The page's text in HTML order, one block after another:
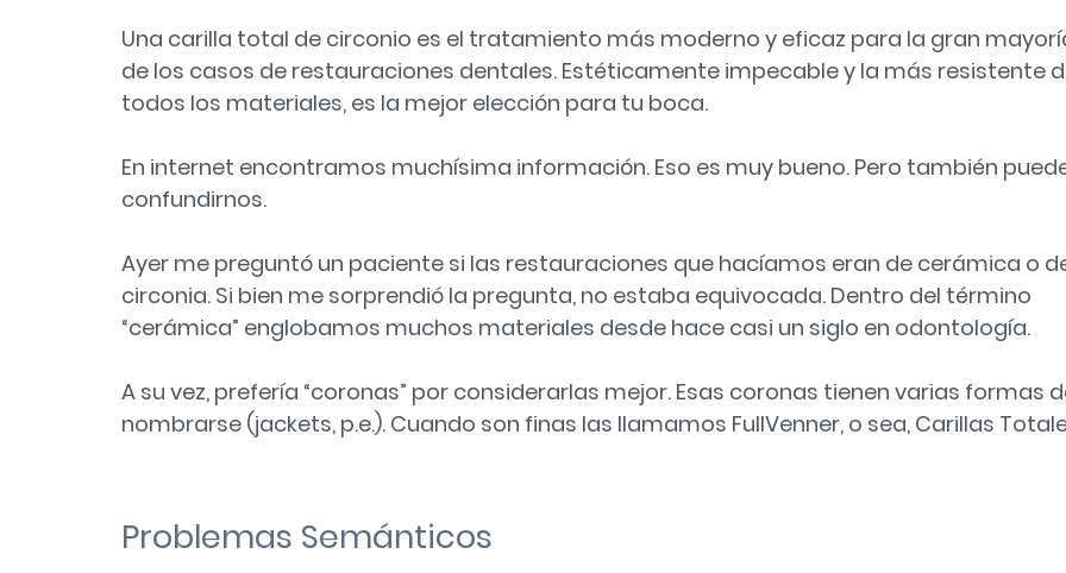
Una carilla total de circonio es el tratamiento más moderno y eficaz para la gran
de los casos de restauraciones dentales. Estéticamente impecable y la más resistente
todos los materiales, es la mejor elección para tu boca.
En internet encontramos muchísima información. Eso es muy bueno. Pero también
confundirnos.
Ayer me preguntó un paciente si las restauraciones que hacíamos eran de cerámica o
circonia. Si bien me sorprendió la pregunta, no estaba equivocada. Dentro del término
“cerámica” englobamos muchos materiales desde hace casi un siglo en odontología.
A su vez, prefería “coronas” por considerarlas mejor. Esas coronas tienen varias formas
nombrarse (jackets, p.e.). Cuando son finas las llamamos FullVenner, o sea, Carillas
Problemas Semánticos